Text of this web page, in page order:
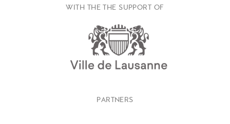
WITH THE THE SUPPORT OF
PARTNERS